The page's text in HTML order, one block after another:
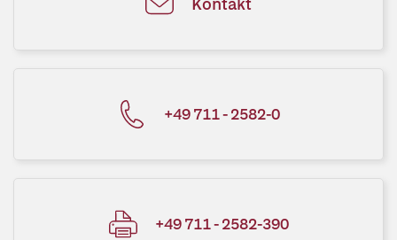
+49 711 - 2582-0
+49 711 - 2582-390